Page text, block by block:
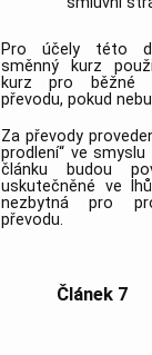
Pro účely této
směnný kurz
kurz pro běžné
převodu, pokud
Za převody
prodlení“ ve
článku budou
uskutečněné ve
nezbytná pro
převodu.
Článek 7